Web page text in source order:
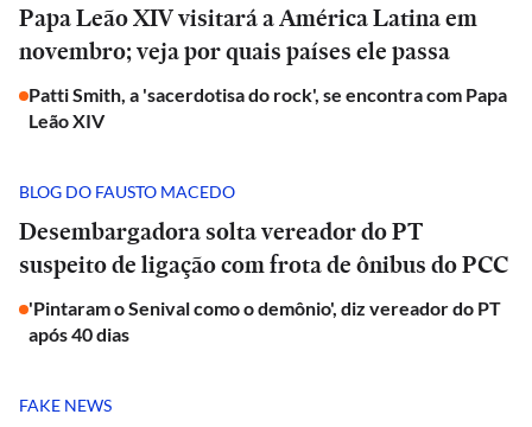
Papa Leão XIV visitará a América Latina em
novembro; veja por quais países ele passa
Patti Smith, a 'sacerdotisa do rock', se encontra com Papa
Leão XIV
BLOG DO FAUSTO MACEDO
Desembargadora solta vereador do PT
suspeito de ligação com frota de ônibus do PCC
'Pintaram o Senival como o demônio', diz vereador do PT
após 40 dias
FAKE NEWS